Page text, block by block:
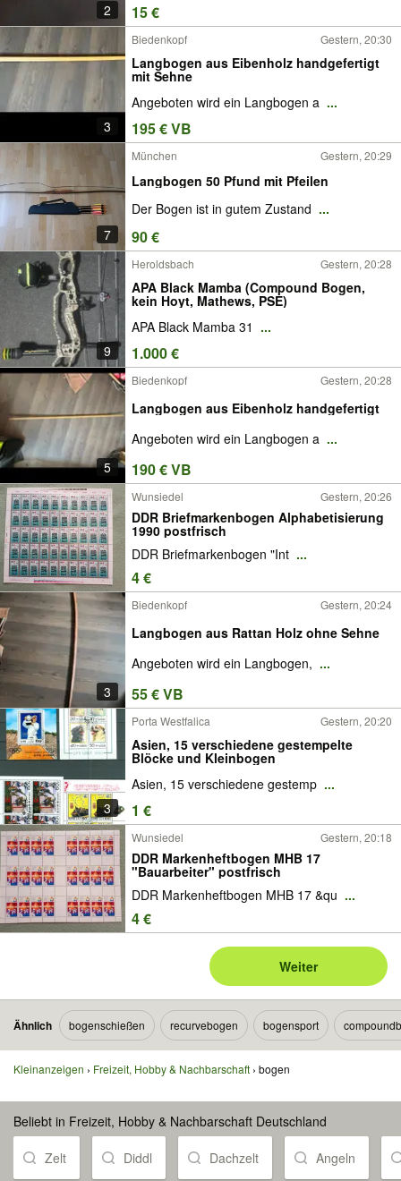
2 15 €
3
Biedenkopf Gestern, 20:30
Langbogen aus Eibenholz handgefertigt
mit Sehne
Angeboten wird ein Langbogen a ...
195 € VB
7
München Gestern, 20:29
Langbogen 50 Pfund mit Pfeilen
Der Bogen ist in gutem Zustand ...
90 €
9
Heroldsbach Gestern, 20:28
APA Black Mamba (Compound Bogen,
kein Hoyt, Mathews, PSE)
APA Black Mamba 31 ...
1.000 €
5
Biedenkopf Gestern, 20:28
Langbogen aus Eibenholz handgefertigt
Angeboten wird ein Langbogen a ...
190 € VB
Wunsiedel Gestern, 20:26
DDR Briefmarkenbogen Alphabetisierung
1990 postfrisch
DDR Briefmarkenbogen "Int ...
4 €
3
Biedenkopf Gestern, 20:24
Langbogen aus Rattan Holz ohne Sehne
Angeboten wird ein Langbogen, ...
55 € VB
3
Porta Westfalica Gestern, 20:20
Asien, 15 verschiedene gestempelte
Blöcke und Kleinbogen
Asien, 15 verschiedene gestemp ...
1 €
Wunsiedel Gestern, 20:18
DDR Markenheftbogen MHB 17
"Bauarbeiter" postfrisch
DDR Markenheftbogen MHB 17 &qu ...
4 €
Weiter
Ähnlich bogenschießen recurvebogen bogensport
Kleinanzeigen Freizeit, Hobby & Nachbarschaft bogen
Beliebt in Freizeit, Hobby & Nachbarschaft Deutschland
Zelt Diddl Dachzelt Angeln